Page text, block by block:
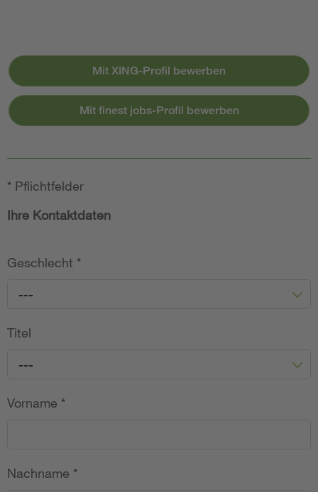
Mit XING-Profil bewerben
Mit finest jobs-Profil bewerben
* Pflichtfelder
Ihre Kontaktdaten
Geschlecht *
---
Titel
---
Vorname *
Nachname *